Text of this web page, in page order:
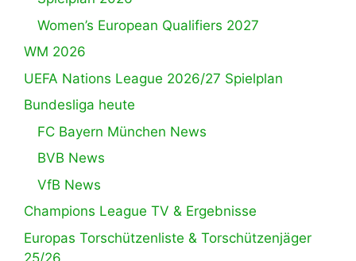
Women’s European Qualifiers 2027
WM 2026
UEFA Nations League 2026/27 Spielplan
Bundesliga heute
FC Bayern München News
BVB News
VfB News
Champions League TV & Ergebnisse
Europas Torschützenliste & Torschützenjäger
25/26